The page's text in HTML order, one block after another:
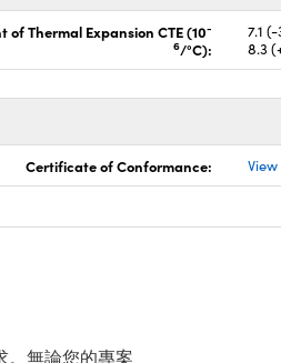
of Thermal Expansion CTE (10-
6/°C):
7.1
8.3
Certificate of Conformance: View
。無論您的專案